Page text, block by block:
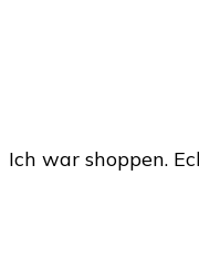
Ich war shoppen.